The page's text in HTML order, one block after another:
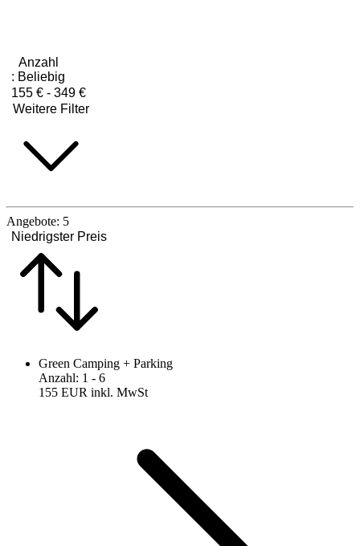
Anzahl
: Beliebig
155 € - 349 €
Weitere Filter
Angebote: 5
Niedrigster Preis
Green Camping + Parking
Anzahl: 1 - 6
155 EUR inkl. MwSt